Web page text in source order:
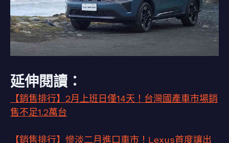
延伸閱讀：
【銷售排行】2月上班日僅14天！台灣國產車市場銷
售不足1.2萬台
【銷售排行】慘淡二月進口車市！Lexus首度讓出